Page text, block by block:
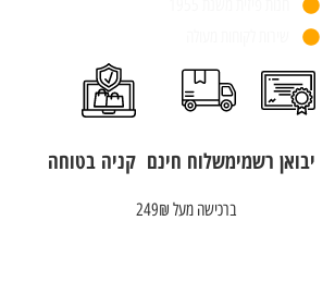
יבואן רשמימשלוח חינם
ברכישה מעל 249₪
קניה בטוחה